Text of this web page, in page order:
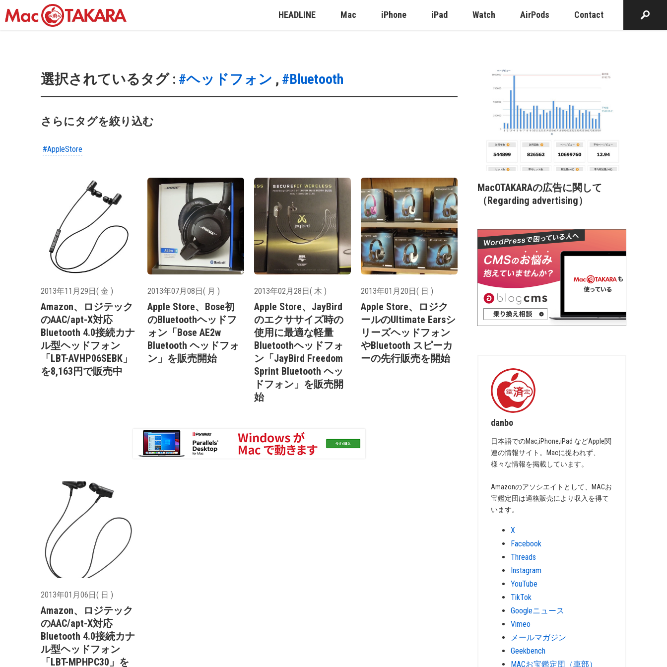
HEADLINE Mac iPhone iPad Watch AirPods Contact
選択されているタグ : #ヘッドフォン , #Bluetooth
さらにタグを絞り込む
#AppleStore
2013年11月29日( 金 )
Amazon、ロジテック
のAAC/apt-X対応
Bluetooth 4.0接続カナ
ル型ヘッドフォン
「LBT-AVHP06SEBK」
を8,163円で販売中
2013年07月08日( 月 )
Apple Store、Bose初
のBluetoothヘッドフ
ォン「Bose AE2w
Bluetooth ヘッドフォ
ン」を販売開始
2013年02月28日( 木 )
Apple Store、JayBird
のエクササイズ時の
使用に最適な軽量
Bluetoothヘッドフォ
ン「JayBird Freedom
Sprint Bluetooth ヘッ
ドフォン」を販売開
始
2013年01月20日( 日 )
Apple Store、ロジク
ールのUltimate Earsシ
リーズヘッドフォン
やBluetooth スピーカ
ーの先行販売を開始
2013年01月06日( 日 )
Amazon、ロジテック
のAAC/apt-X対応
Bluetooth 4.0接続カナ
ル型ヘッドフォン
「LBT-MPHPC30」を
MacOTAKARAの広告に関して
（Regarding advertising）
danbo
日本語でのMac,iPhone,iPad などApple関
連の情報サイト。Macに捉われず、
様々な情報を掲載しています。
Amazonのアソシエイトとして、MACお
宝鑑定団は適格販売により収入を得て
います。
X
Facebook
Threads
Instagram
YouTube
TikTok
Googleニュース
Vimeo
メールマガジン
Geekbench
MACお宝鑑定団（車部）